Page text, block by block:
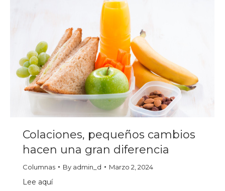
Colaciones, pequeños cambios
hacen una gran diferencia
Columnas By admin_d Marzo 2, 2024
Lee aquí